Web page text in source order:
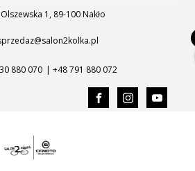
1, 89-100 Nakło
880 070 | +48 791 880 072